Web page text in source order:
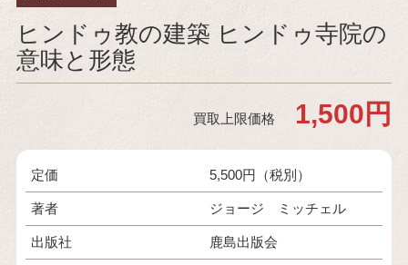
ヒンドゥ教の建築 ヒンドゥ寺院の
意味と形態
買取上限価格 1,500円
定価 5,500円（税別）
著者 ジョージ ミッチェル
出版社 鹿島出版会